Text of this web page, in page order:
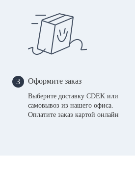
3 Оформите заказ
Выберите доставку CDEK или
самовывоз из нашего офиса.
Оплатите заказ картой онлайн